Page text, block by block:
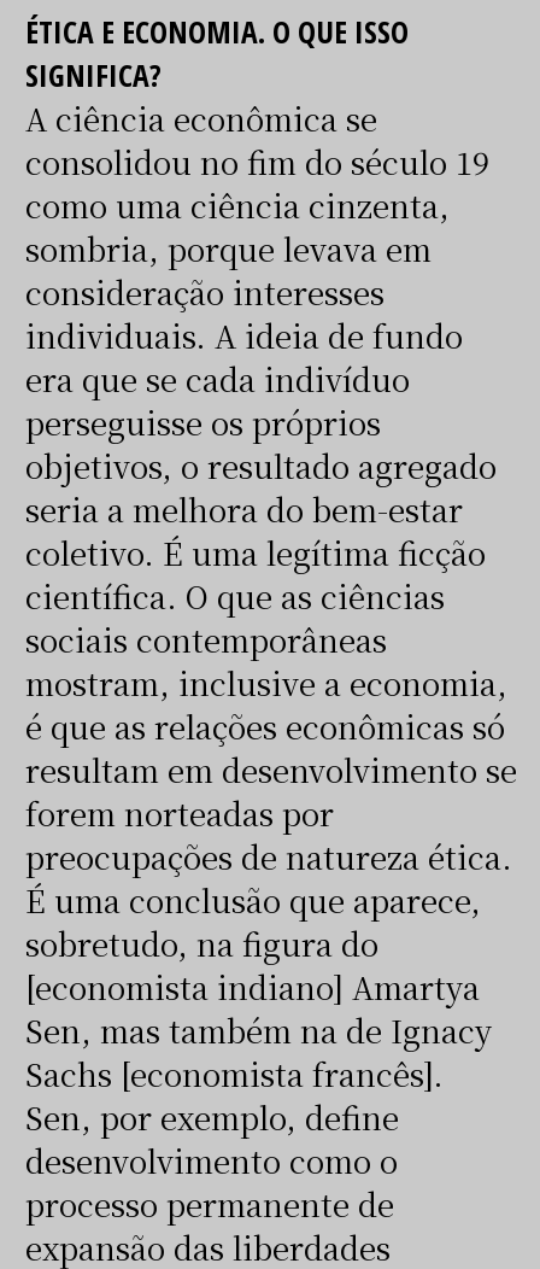
ÉTICA E ECONOMIA. O QUE ISSO
SIGNIFICA?
A ciência econômica se
consolidou no fim do século 19
como uma ciência cinzenta,
sombria, porque levava em
consideração interesses
individuais. A ideia de fundo
era que se cada indivíduo
perseguisse os próprios
objetivos, o resultado agregado
seria a melhora do bem-estar
coletivo. É uma legítima ficção
científica. O que as ciências
sociais contemporâneas
mostram, inclusive a economia,
é que as relações econômicas só
resultam em desenvolvimento se
forem norteadas por
preocupações de natureza ética.
É uma conclusão que aparece,
sobretudo, na figura do
[economista indiano] Amartya
Sen, mas também na de Ignacy
Sachs [economista francês].
Sen, por exemplo, define
desenvolvimento como o
processo permanente de
expansão das liberdades